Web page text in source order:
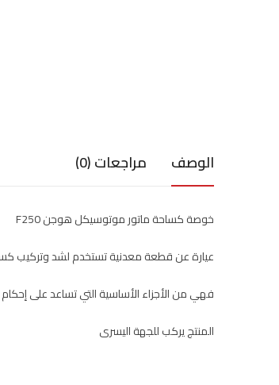
الوصف مراجعات (0)
خوصة كساحة ماتور موتوسيكل هوجن F250
عيارة عن قطعة معدنية تستخدم لشد وتركيب
فهي من الأجزاء الأساسية التي تساعد على إحكام
المنتج يركب للجهة اليسرى